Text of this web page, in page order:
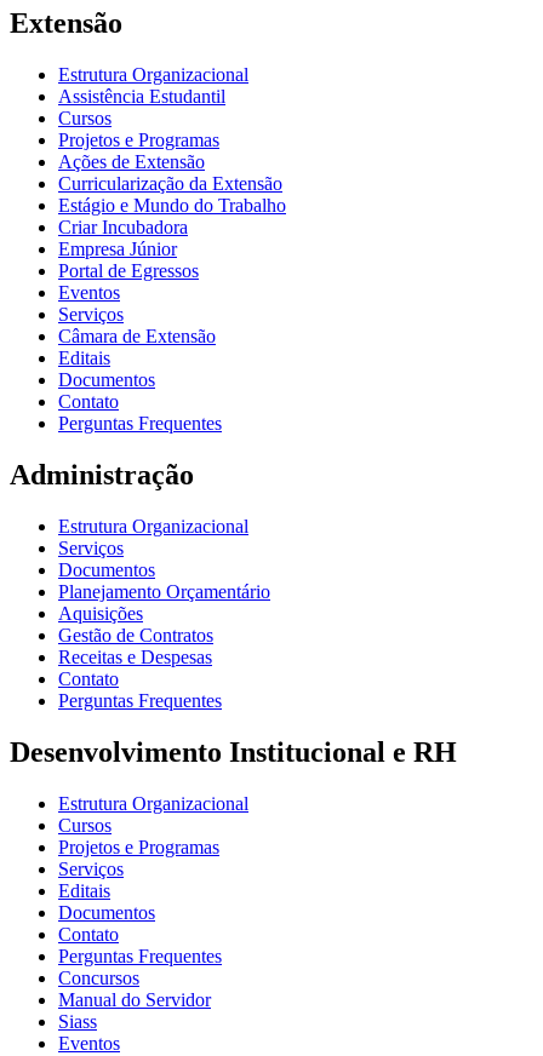
Extensão
Estrutura Organizacional
Assistência Estudantil
Cursos
Projetos e Programas
Ações de Extensão
Curricularização da Extensão
Estágio e Mundo do Trabalho
Criar Incubadora
Empresa Júnior
Portal de Egressos
Eventos
Serviços
Câmara de Extensão
Editais
Documentos
Contato
Perguntas Frequentes
Administração
Estrutura Organizacional
Serviços
Documentos
Planejamento Orçamentário
Aquisições
Gestão de Contratos
Receitas e Despesas
Contato
Perguntas Frequentes
Desenvolvimento Institucional e RH
Estrutura Organizacional
Cursos
Projetos e Programas
Serviços
Editais
Documentos
Contato
Perguntas Frequentes
Concursos
Manual do Servidor
Siass
Eventos